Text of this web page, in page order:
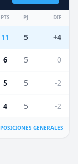
PTS PJ DIF
11 5 +4
6 5 0
5 5 -2
4 5 -2
GENERALES